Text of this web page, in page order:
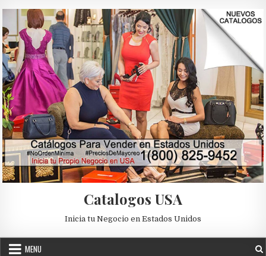
Catalogos USA
Inicia tu Negocio en Estados Unidos
MENU